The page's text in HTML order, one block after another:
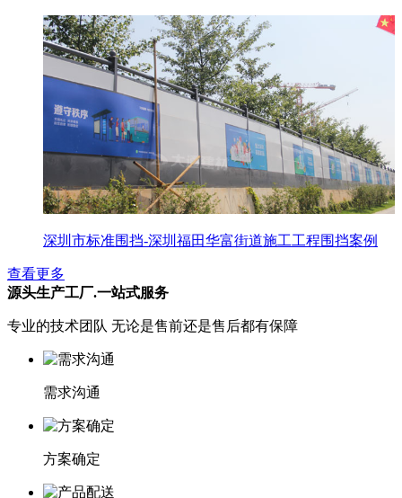
深圳市标准围挡-深圳福田华富街道施工工程围挡案例
查看更多
源头生产工厂.一站式服务
专业的技术团队 无论是售前还是售后都有保障
需求沟通
方案确定